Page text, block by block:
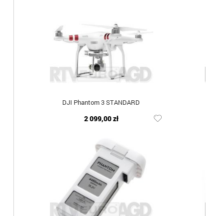
DJI Phantom 3 STANDARD
2 099,00 zł